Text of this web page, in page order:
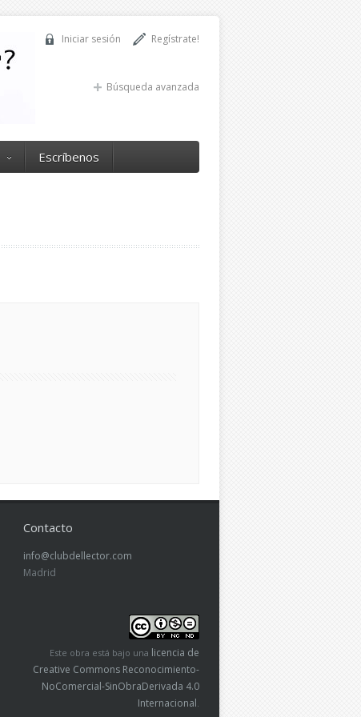
Regístrate!
Iniciar sesión
Búsqueda avanzada
Escríbenos
Contacto
info@clubdellector.com
Madrid
Este obra está bajo una licencia de
Creative Commons Reconocimiento-
NoComercial-SinObraDerivada 4.0
Internacional